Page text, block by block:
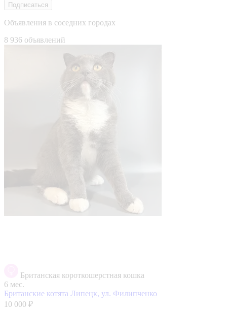
Подписаться
Объявления в соседних городах
8 936 объявлений
Британская короткошерстная кошка
6 мес.
Британские котята Липецк, ул. Филипченко
10 000 ₽